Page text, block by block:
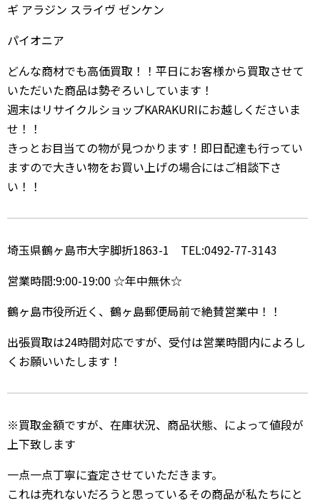
ギ アラジン スライヴ ゼンケン
パイオニア
どんな商材でも高価買取！！平日にお客様から買取させて
いただいた商品は勢ぞろいしています！
週末はリサイクルショップKARAKURIにお越しくださいま
せ！！
きっとお目当ての物が見つかります！即日配達も行ってい
ますので大きい物をお買い上げの場合にはご相談下さ
い！！
埼玉県鶴ヶ島市大字脚折1863-1 TEL:0492-77-3143
営業時間:9:00-19:00 ☆年中無休☆
鶴ヶ島市役所近く、鶴ヶ島郵便局前で絶賛営業中！！
出張買取は24時間対応ですが、受付は営業時間内によろし
くお願いいたします！
※買取金額ですが、在庫状況、商品状態、によって値段が
上下致します
一点一点丁寧に査定させていただきます。
これは売れないだろうと思っているその商品が私たちにと